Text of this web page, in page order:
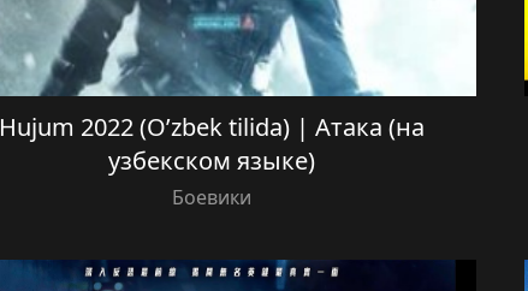
Hujum 2022 (O’zbek tilida) | Атака (на
узбекском языке)
Боевики